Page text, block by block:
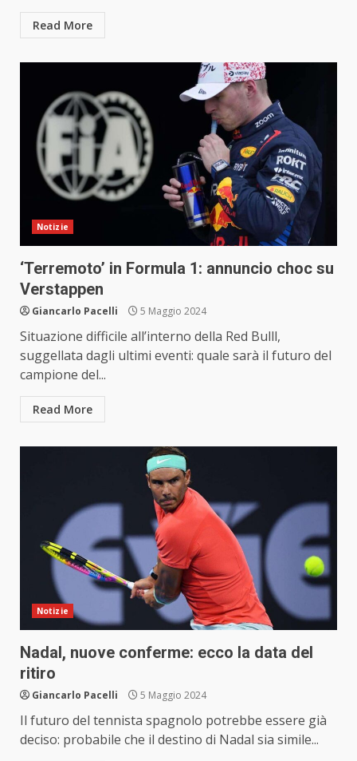
Read More
Notizie
‘Terremoto’ in Formula 1: annuncio choc su
Verstappen
Giancarlo Pacelli 5 Maggio 2024
Situazione difficile all’interno della Red Bulll,
suggellata dagli ultimi eventi: quale sarà il futuro del
campione del...
Read More
Notizie
Nadal, nuove conferme: ecco la data del
ritiro
Giancarlo Pacelli 5 Maggio 2024
Il futuro del tennista spagnolo potrebbe essere già
deciso: probabile che il destino di Nadal sia simile...